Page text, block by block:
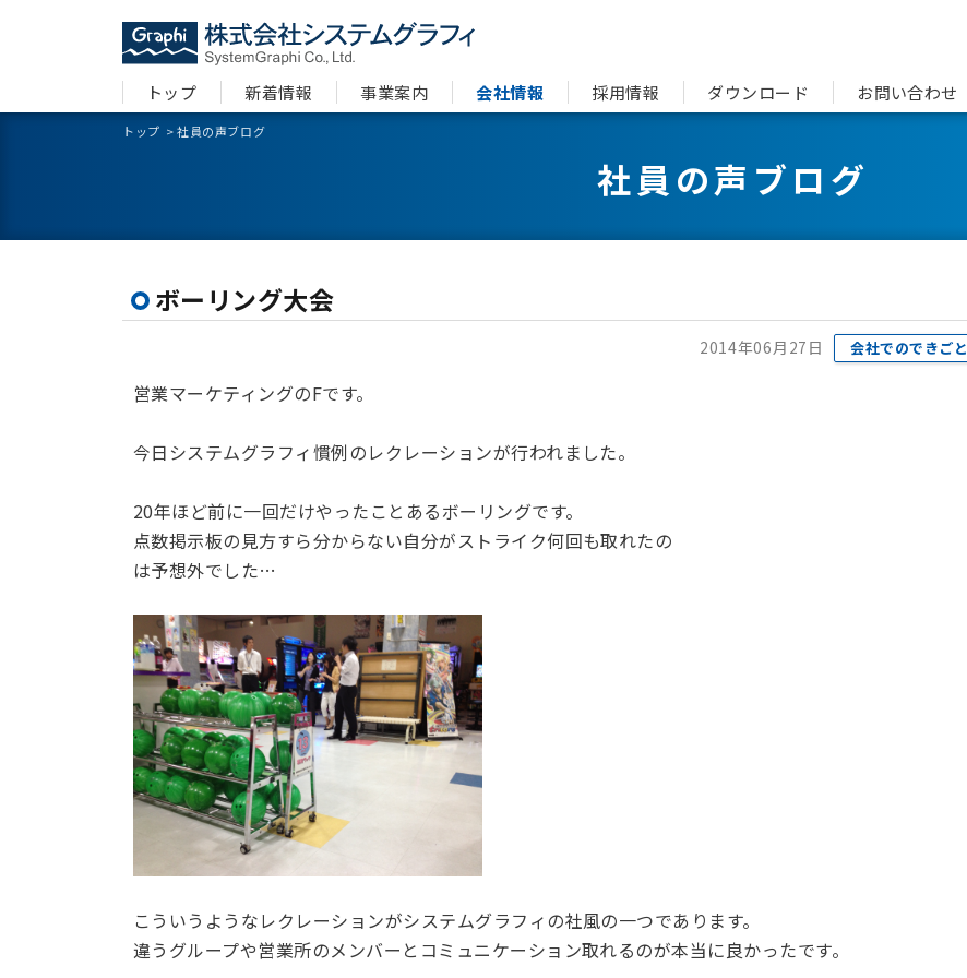
トップ 新着情報 事業案内 会社情報 採用情報 ダウンロード お問い合わせ
トップ >社員の声ブログ
社員の声ブログ
ボーリング大会
2014年06月27日 会社でのできごと
営業マーケティングのFです。
今日システムグラフィ慣例のレクレーションが行われました。
20年ほど前に一回だけやったことあるボーリングです。
点数掲示板の見方すら分からない自分がストライク何回も取れたの
は予想外でした…
こういうようなレクレーションがシステムグラフィの社風の一つであります。
違うグループや営業所のメンバーとコミュニケーション取れるのが本当に良かったです。